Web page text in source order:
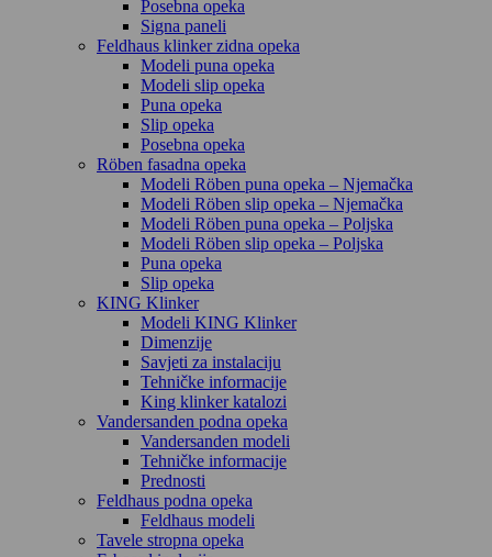
Posebna opeka
Signa paneli
Feldhaus klinker zidna opeka
Modeli puna opeka
Modeli slip opeka
Puna opeka
Slip opeka
Posebna opeka
Röben fasadna opeka
Modeli Röben puna opeka – Njemačka
Modeli Röben slip opeka – Njemačka
Modeli Röben puna opeka – Poljska
Modeli Röben slip opeka – Poljska
Puna opeka
Slip opeka
KING Klinker
Modeli KING Klinker
Dimenzije
Savjeti za instalaciju
Tehničke informacije
King klinker katalozi
Vandersanden podna opeka
Vandersanden modeli
Tehničke informacije
Prednosti
Feldhaus podna opeka
Feldhaus modeli
Tavele stropna opeka